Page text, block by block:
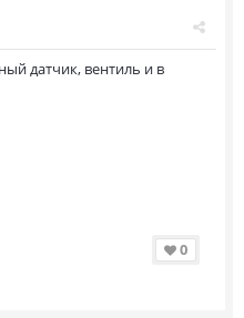
датчик, вентиль и в
0